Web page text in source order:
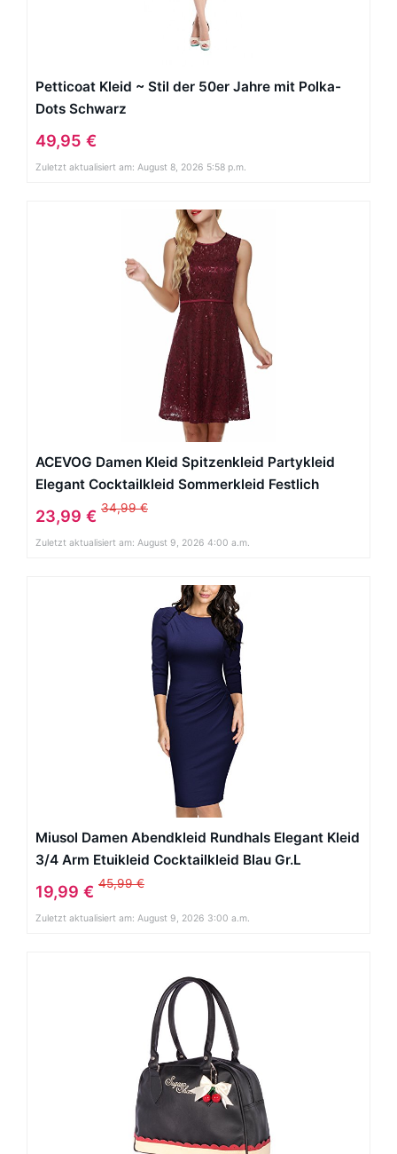
Petticoat Kleid ~ Stil der 50er Jahre mit Polka-
Dots Schwarz
49,95 €
Zuletzt aktualisiert am: August 8, 2026 5:58 p.m.
ACEVOG Damen Kleid Spitzenkleid Partykleid
Elegant Cocktailkleid Sommerkleid Festlich
Knielang
23,99 € 34,99 €
Zuletzt aktualisiert am: August 9, 2026 4:00 a.m.
Miusol Damen Abendkleid Rundhals Elegant Kleid
3/4 Arm Etuikleid Cocktailkleid Blau Gr.L
19,99 € 45,99 €
Zuletzt aktualisiert am: August 9, 2026 3:00 a.m.